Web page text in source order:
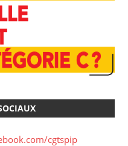
cgtspip